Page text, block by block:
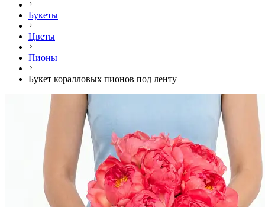
Букеты
Цветы
Пионы
Букет коралловых пионов под ленту